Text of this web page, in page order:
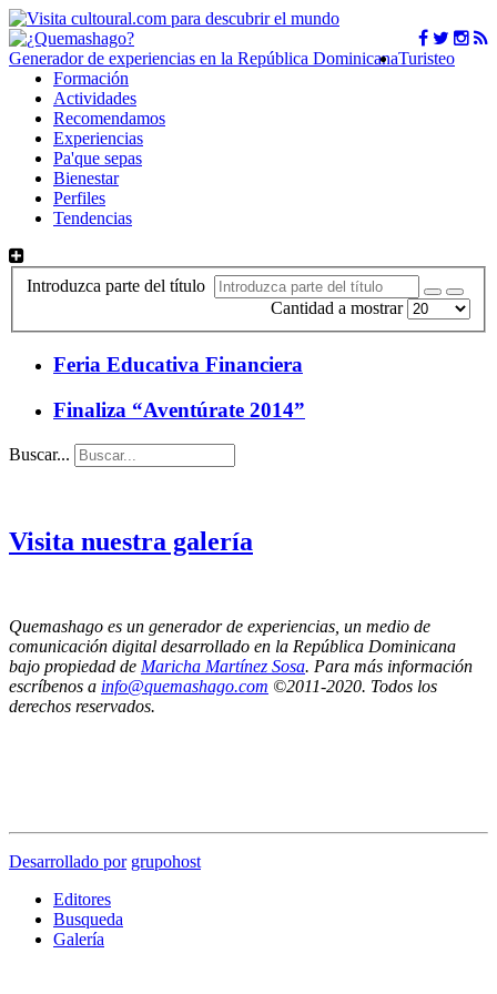
Generador de experiencias en la República DominicanaTuristeo
Formación
Actividades
Recomendamos
Experiencias
Pa'que sepas
Bienestar
Perfiles
Tendencias
Introduzca parte del título
Cantidad a mostrar
Feria Educativa Financiera
Finaliza “Aventúrate 2014”
Buscar...
Visita nuestra galería
Quemashago es un generador de experiencias, un medio de
comunicación digital desarrollado en la República Dominicana
bajo propiedad de Maricha Martínez Sosa. Para más información
escríbenos a info@quemashago.com ©2011-2020. Todos los
derechos reservados.
Desarrollado por grupohost
Editores
Busqueda
Galería